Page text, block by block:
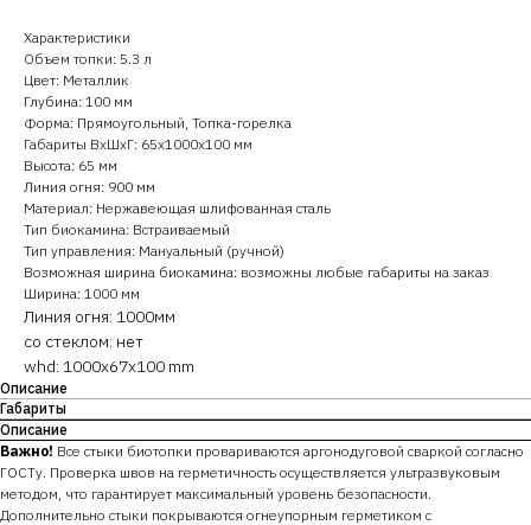
Характеристики
Объем топки: 5.3 л
Цвет: Металлик
Глубина: 100 мм
Форма: Прямоугольный, Топка-горелка
Габариты ВхШхГ: 65х1000х100 мм
Высота: 65 мм
Линия огня: 900 мм
Материал: Нержавеющая шлифованная сталь
Тип биокамина: Встраиваемый
Тип управления: Мануальный (ручной)
Возможная ширина биокамина: возможны любые габариты на заказ
Ширина: 1000 мм
Линия огня: 1000мм
со стеклом: нет
whd: 1000x67x100 mm
Описание
Габариты
Описание
Важно! ​Все стыки биотопки провариваются аргонодуговой сваркой согласно
ГОСТу. Проверка швов на герметичность осуществляется ультразвуковым
методом, что гарантирует максимальный уровень безопасности.
Дополнительно стыки покрываются огнеупорным герметиком с